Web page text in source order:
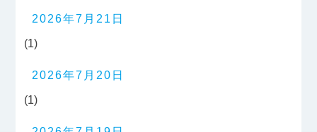
2026年7月21日
(1)
2026年7月20日
(1)